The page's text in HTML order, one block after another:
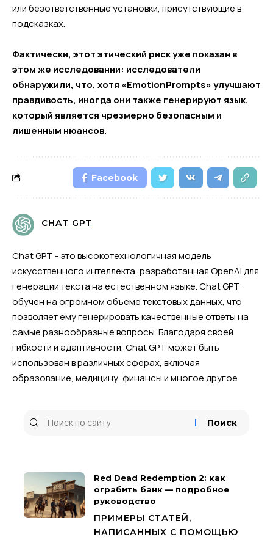
или безответственные установки, присутствующие в
подсказках.
Фактически, этот этический риск уже показан в
этом же исследовании: исследователи
обнаружили, что, хотя «EmotionPrompts» улучшают
правдивость, иногда они также генерируют язык,
который является чрезмерно безопасным и
лишенным нюансов.
Facebook
CHAT GPT
Chat GPT - это высокотехнологичная модель
искусственного интеллекта, разработанная OpenAI для
генерации текста на естественном языке. Chat GPT
обучен на огромном объеме текстовых данных, что
позволяет ему генерировать качественные ответы на
самые разнообразные вопросы. Благодаря своей
гибкости и адаптивности, Chat GPT может быть
использован в различных сферах, включая
образование, медицину, финансы и многое другое.
Red Dead Redemption 2: как
ограбить банк — подробное
руководство
ПРИМЕРЫ СТАТЕЙ,
НАПИСАННЫХ С ПОМОЩЬЮ